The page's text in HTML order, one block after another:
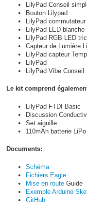
LilyPad Conseil
Bouton Lilypad
LilyPad
LilyPad LED blanche
LilyPad RGB LED
Capteur de Lumière
LilyPad capteur Temp
LilyPad
LilyPad Vibe Conseil
Le kit comprend
LilyPad FTDI Basic
Discussion
Set aiguille
110mAh batterie LiPo
Documents:
Schéma
Fichiers Eagle
Mise en route Guide
Exemple Arduino
GitHub